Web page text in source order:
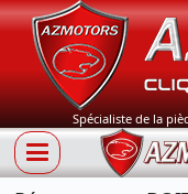
Spécialiste de la